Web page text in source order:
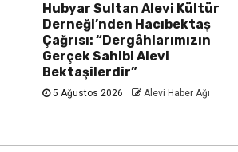
Hubyar Sultan Alevi Kültür
Derneği’nden Hacıbektaş
Çağrısı: “Dergâhlarımızın
Gerçek Sahibi Alevi
Bektaşilerdir”
5 Ağustos 2026 Alevi Haber Ağı